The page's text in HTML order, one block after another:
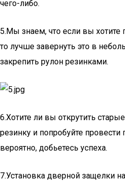
чего-либо.
5.Мы знаем, что если вы хотите
то лучше завернуть это в
закрепить рулон резинками.
6.Хотите ли вы открутить
резинку и попробуйте
вероятно, добьетесь успеха.
7.Установка дверной защелки